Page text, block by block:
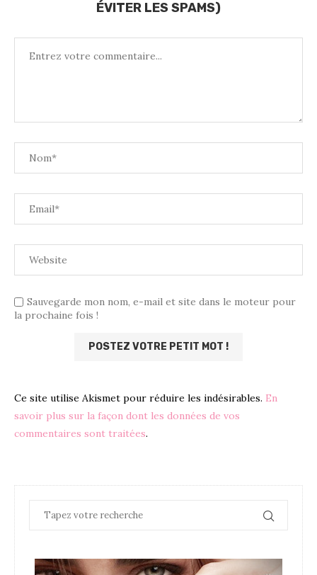
ÉVITER LES SPAMS)
Sauvegarde mon nom, e-mail et site dans le moteur pour
la prochaine fois !
Ce site utilise Akismet pour réduire les indésirables. En
savoir plus sur la façon dont les données de vos
commentaires sont traitées.